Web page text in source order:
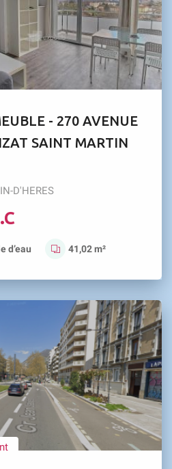
- 270 AVENUE
SAINT MARTIN
D'HERES
d’eau 41,02 m²